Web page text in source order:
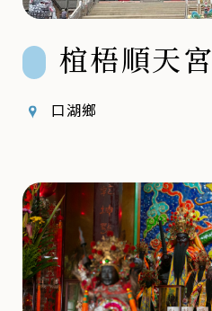
椬梧順天宮
口湖鄉